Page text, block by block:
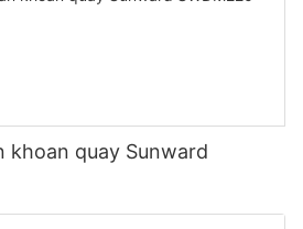
khoan quay Sunward